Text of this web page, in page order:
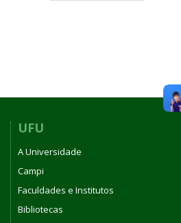
UFU
A Universidade
Campi
Faculdades e Institutos
Bibliotecas